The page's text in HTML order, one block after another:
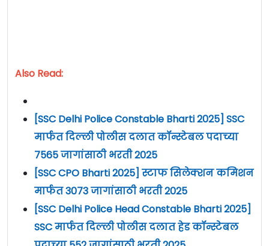
Also Read:
[SSC Delhi Police Constable Bharti 2025] SSC
मार्फत दिल्ली पोलीस दलात कॉन्स्टेबल पदाच्या
7565 जागांसाठी भरती 2025
[SSC CPO Bharti 2025] स्टाफ सिलेक्शन कमिशन
मार्फत 3073 जागांसाठी भरती 2025
[SSC Delhi Police Head Constable Bharti 2025]
SSC मार्फत दिल्ली पोलीस दलात हेड कॉन्स्टेबल